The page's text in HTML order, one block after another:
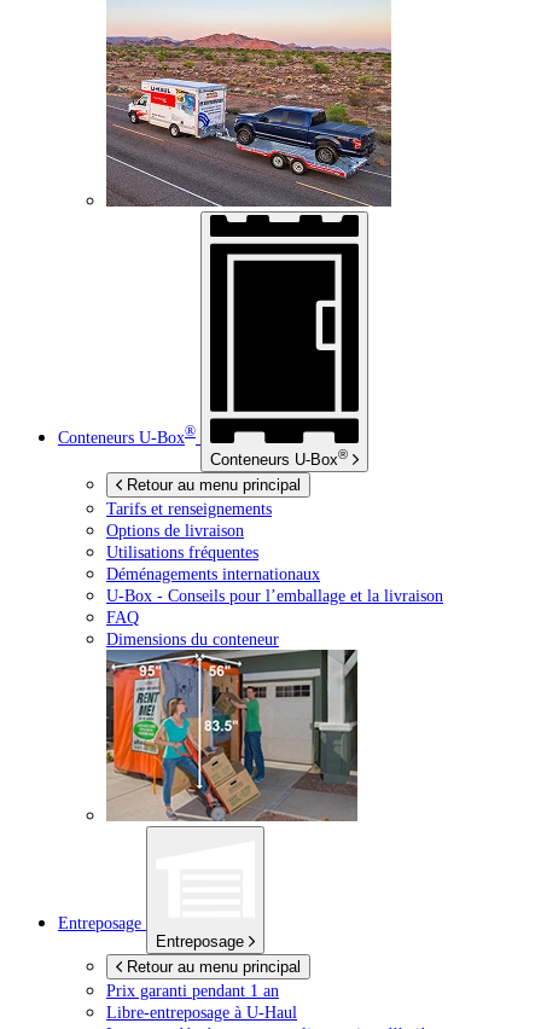
Conteneurs U-Box®
Conteneurs U-Box®
Retour au menu principal
Tarifs et renseignements
Options de livraison
Utilisations fréquentes
Déménagements internationaux
U-Box - Conseils pour l’emballage et la livraison
FAQ
Dimensions du conteneur
Entreposage
Entreposage
Retour au menu principal
Prix garanti pendant 1 an
Libre-entreposage à U-Haul